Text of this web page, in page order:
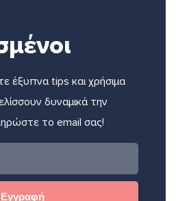
έξυπνα tips και χρήσιμα
δυναμικά την
το email σας!